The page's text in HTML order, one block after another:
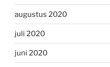
augustus 2020
juli 2020
juni 2020